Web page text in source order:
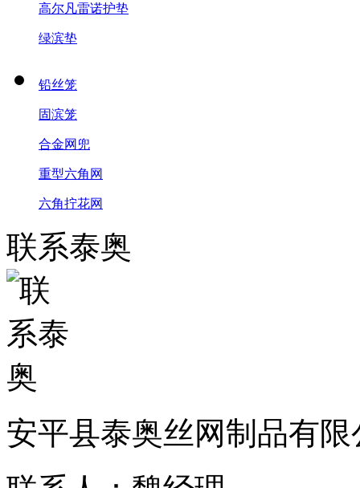
高尔凡雷诺护垫
绿滨垫
铅丝笼
固滨笼
合金网兜
重型六角网
六角拧花网
联系泰奥
安平县泰奥丝网制品有限